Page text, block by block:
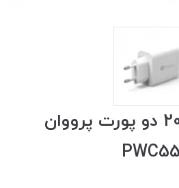
شارژر دیواری 20W دو پورت پرووان